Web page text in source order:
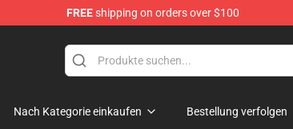
FREEshipping on orders over $100
Nach Kategorie einkaufen Bestellung verfolgen